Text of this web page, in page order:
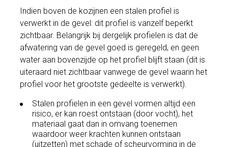
Indien boven de kozijnen een stalen profiel is
verwerkt in de gevel: dit profiel is vanzelf beperkt
zichtbaar. Belangrijk bij dergelijk profielen is dat de
afwatering van de gevel goed is geregeld, en geen
water aan bovenzijde op het profiel blijft staan (dit is
uiteraard niet zichtbaar vanwege de gevel waarin het
profiel voor het grootste gedeelte is verwerkt).
Stalen profielen in een gevel vormen altijd een
risico, er kan roest ontstaan (door vocht), het
materiaal gaat dan in omvang toenemen
waardoor weer krachten kunnen ontstaan
(uitzetten) met schade of scheurvorming in de